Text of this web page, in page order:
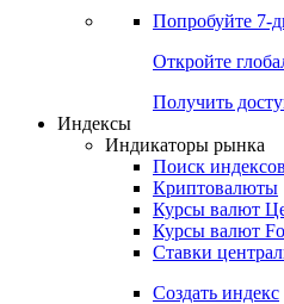
Попробуйте 7-
Откройте
Получить
Индексы
Индикаторы рынка
Поиск индексов
Криптовалюты
Курсы валют
Курсы валют
Ставки
Создать индекс